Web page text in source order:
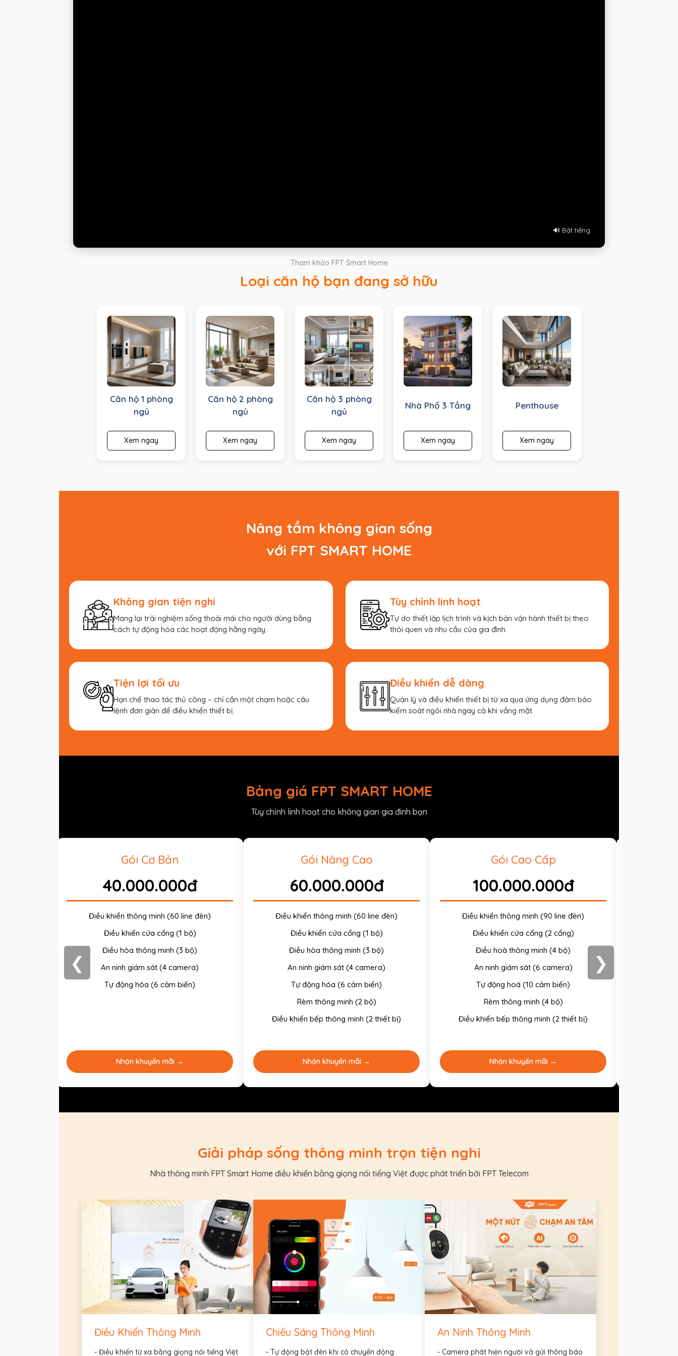
🔊 Bật tiếng
Tham khảo FPT Smart Home
Loại căn hộ bạn đang sở hữu
Căn hộ 1 phòng
ngủ
Xem ngay
Căn hộ 2 phòng
ngủ
Xem ngay
Căn hộ 3 phòng
ngủ
Xem ngay
Nhà Phố 3 Tầng
Xem ngay
Penthouse
Xem ngay
Nâng tầm không gian sống
với FPT SMART HOME
Không gian tiện nghi
Mang lại trải nghiệm sống thoải mái cho người dùng bằng
cách tự động hóa các hoạt động hằng ngày.
Tùy chỉnh linh hoạt
Tự do thiết lập lịch trình và kịch bản vận hành thiết bị theo
thói quen và nhu cầu của gia đình.
Tiện lợi tối ưu
Hạn chế thao tác thủ công – chỉ cần một chạm hoặc câu
lệnh đơn giản để điều khiển thiết bị.
Điều khiển dễ dàng
Quản lý và điều khiển thiết bị từ xa qua ứng dụng đảm bảo
kiểm soát ngôi nhà ngay cả khi vắng mặt.
Bảng giá FPT SMART HOME
Tùy chỉnh linh hoạt cho không gian gia đình bạn
❮ ❯
Gói Cơ Bản
40.000.000đ
Điều khiển thông minh (60 line đèn)
Điều khiển cửa cổng (1 bộ)
Điều hòa thông minh (3 bộ)
An ninh giám sát (4 camera)
Tự động hóa (6 cảm biến)
Nhận khuyến mãi →
Gói Nâng Cao
60.000.000đ
Điều khiển thông minh (60 line đèn)
Điều khiển cửa cổng (1 bộ)
Điều hòa thông minh (3 bộ)
An ninh giám sát (4 camera)
Tự động hóa (6 cảm biến)
Rèm thông minh (2 bộ)
Điều khiển bếp thông minh (2 thiết bị)
Nhận khuyến mãi →
Gói Cao Cấp
100.000.000đ
Điều khiển thông minh (90 line đèn)
Điều khiển cửa cổng (2 cổng)
Điều hoà thông minh (4 bộ)
An ninh giám sát (6 camera)
Tự động hoá (10 cảm biến)
Rèm thông minh (4 bộ)
Điều khiển bếp thông minh (2 thiết bị)
Nhận khuyến mãi →
Giải pháp sống thông minh trọn tiện nghi
Nhà thông minh FPT Smart Home điều khiển bằng giọng nói tiếng Việt được phát triển bởi FPT Telecom
Điều Khiển Thông Minh
- Điều khiển từ xa bằng giọng nói tiếng Việt
Chiếu Sáng Thông Minh
- Tự động bật đèn khi có chuyển động
An Ninh Thông Minh
- Camera phát hiện người và gửi thông báo